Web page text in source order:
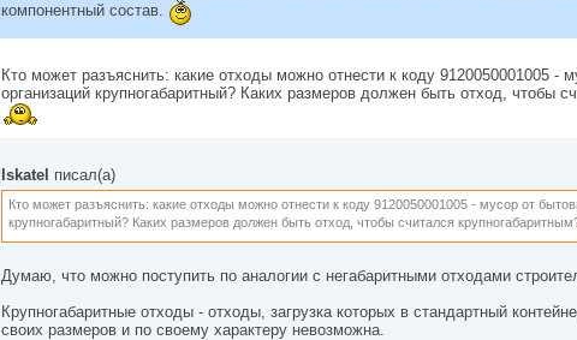
компонентный состав.
Кто может разъяснить: какие отходы можно отнести к коду 9120050001005 -
организаций крупногабаритный? Каких размеров должен быть отход, чтобы
Iskatel писал(а)
Кто может разъяснить: какие отходы можно отнести к коду 9120050001005 - мусор от
крупногабаритный? Каких размеров должен быть отход, чтобы считался
Думаю, что можно поступить по аналогии с негабаритными отходами
Крупногабаритные отходы - отходы, загрузка которых в стандартный
своих размеров и по своему характеру невозможна.